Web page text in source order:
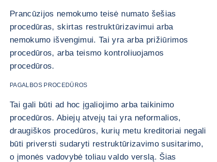
Prancūzijos nemokumo teisė numato šešias
procedūras, skirtas restruktūrizavimui arba
nemokumo išvengimui. Tai yra arba prižiūrimos
procedūros, arba teismo kontroliuojamos
procedūros.
PAGALBOS PROCEDŪROS
Tai gali būti ad hoc įgaliojimo arba taikinimo
procedūros. Abiejų atvejų tai yra neformalios,
draugiškos procedūros, kurių metu kreditoriai negali
būti priversti sudaryti restruktūrizavimo susitarimo,
o įmonės vadovybė toliau valdo verslą. Šias